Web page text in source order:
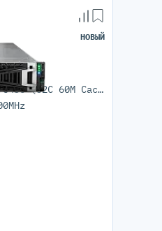
НОВЫЙ
1x Intel Xeon Gold 6430 (32C 60M Cache 2.10 GHz)